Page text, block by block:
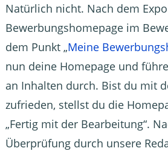
Natürlich nicht. Nach dem
Bewerbungshomepage im
dem Punkt „Meine
nun deine Homepage und
an Inhalten durch. Bist du mit
zufrieden, stellst du die
„Fertig mit der Bearbeitung“.
Überprüfung durch unsere